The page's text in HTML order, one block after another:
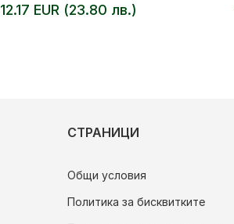
12.17 EUR (23.80 лв.)
СТРАНИЦИ
Общи условия
Политика за бисквитките